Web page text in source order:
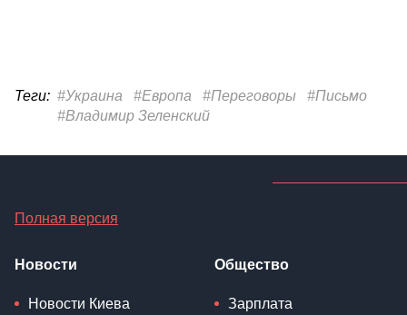
Теги: #Украина #Европа #Переговоры
#Письмо
#Владимир Зеленский
Полная версия
Новости
Новости Киева
Общество
Зарплата